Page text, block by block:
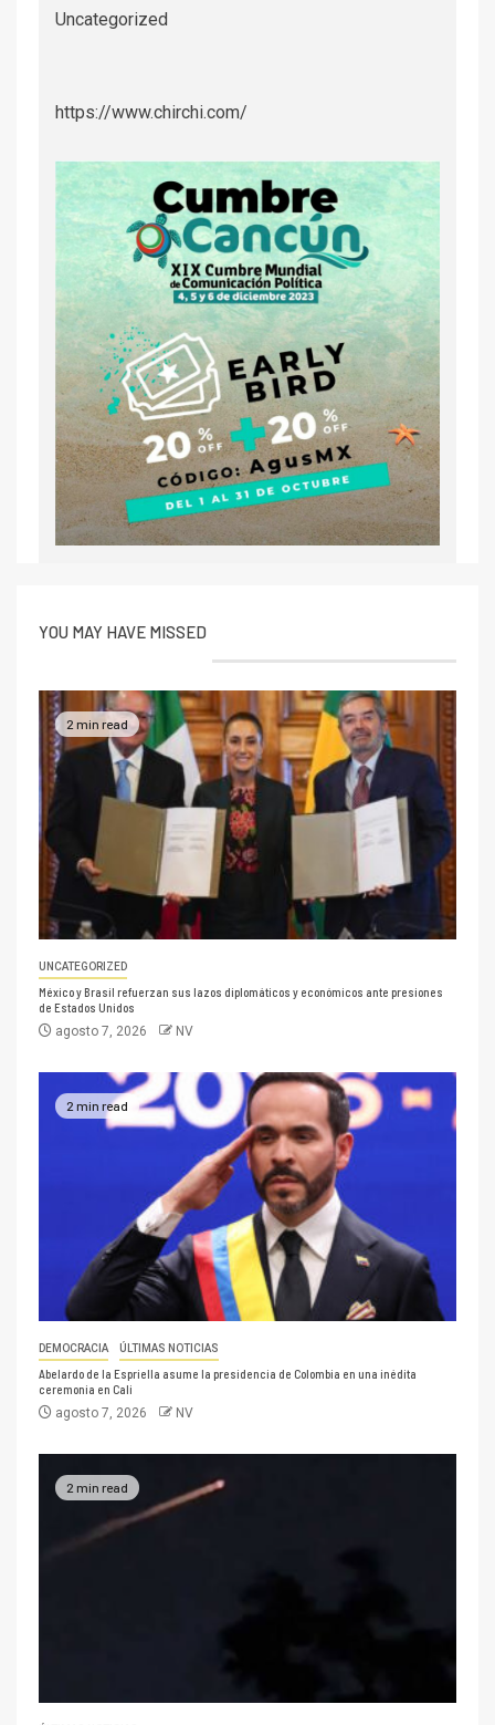
Uncategorized
https://www.chirchi.com/
YOU MAY HAVE MISSED
2 min read
UNCATEGORIZED
México y Brasil refuerzan sus lazos diplomáticos y económicos ante presiones
de Estados Unidos
agosto 7, 2026 NV
2 min read
DEMOCRACIA ÚLTIMAS NOTICIAS
Abelardo de la Espriella asume la presidencia de Colombia en una inédita
ceremonia en Cali
agosto 7, 2026 NV
2 min read